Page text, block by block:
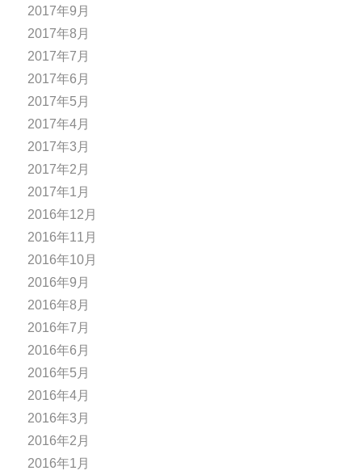
2017年9月
2017年8月
2017年7月
2017年6月
2017年5月
2017年4月
2017年3月
2017年2月
2017年1月
2016年12月
2016年11月
2016年10月
2016年9月
2016年8月
2016年7月
2016年6月
2016年5月
2016年4月
2016年3月
2016年2月
2016年1月